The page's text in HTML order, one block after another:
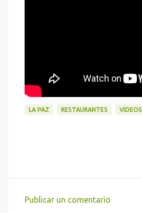
LA PAZ RESTAURANTES VIDEOS
Publicar un comentario